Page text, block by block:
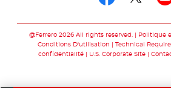
@Ferrero 2026 All rights reserved.
Politique
Conditions D'utilisation
Technical
confidentialité
U.S. Corporate Site